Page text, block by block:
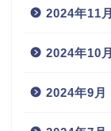
2024年11月
2024年10月
2024年9月